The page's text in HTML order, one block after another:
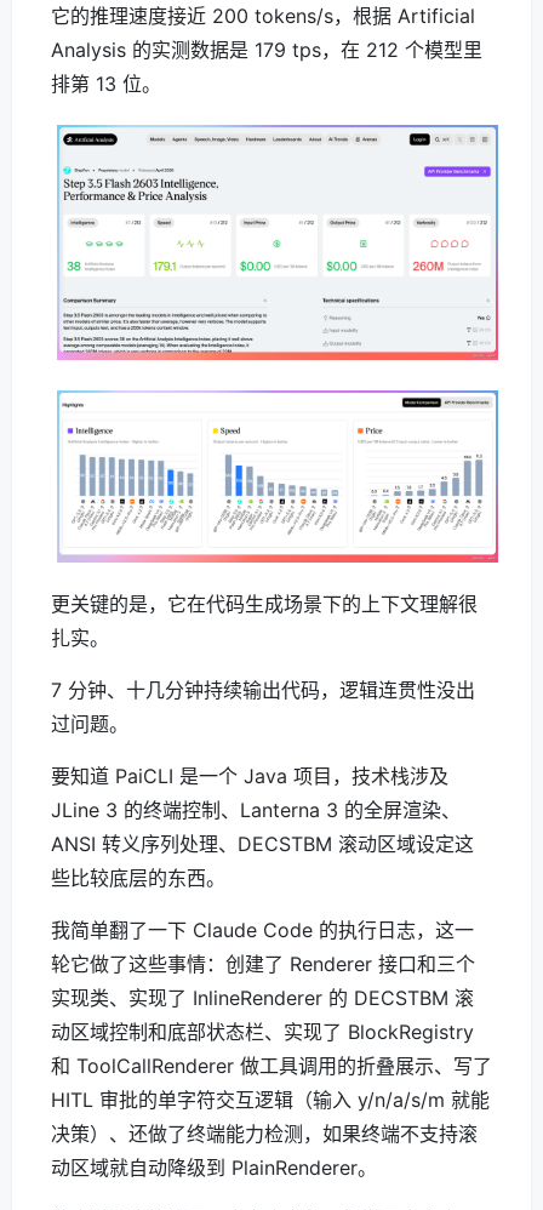
它的推理速度接近 200 tokens/s，根据 Artificial
Analysis 的实测数据是 179 tps，在 212 个模型里
排第 13 位。
更关键的是，它在代码生成场景下的上下文理解很
扎实。
7 分钟、十几分钟持续输出代码，逻辑连贯性没出
过问题。
要知道 PaiCLI 是一个 Java 项目，技术栈涉及
JLine 3 的终端控制、Lanterna 3 的全屏渲染、
ANSI 转义序列处理、DECSTBM 滚动区域设定这
些比较底层的东西。
我简单翻了一下 Claude Code 的执行日志，这一
轮它做了这些事情：创建了 Renderer 接口和三个
实现类、实现了 InlineRenderer 的 DECSTBM 滚
动区域控制和底部状态栏、实现了 BlockRegistry
和 ToolCallRenderer 做工具调用的折叠展示、写了
HITL 审批的单字符交互逻辑（输入 y/n/a/s/m 就能
决策）、还做了终端能力检测，如果终端不支持滚
动区域就自动降级到 PlainRenderer。